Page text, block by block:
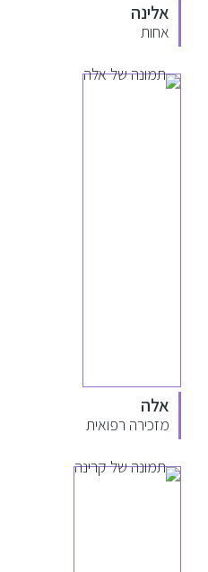
אלינה
אחות
אלה
מזכירה רפואית